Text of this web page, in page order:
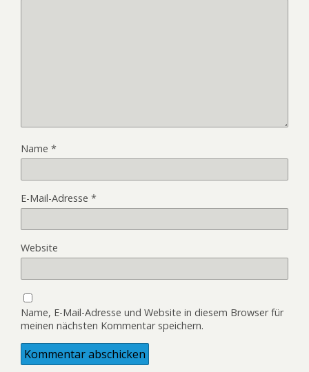
Name *
E-Mail-Adresse *
Website
Name, E-Mail-Adresse und Website in diesem Browser für
meinen nächsten Kommentar speichern.